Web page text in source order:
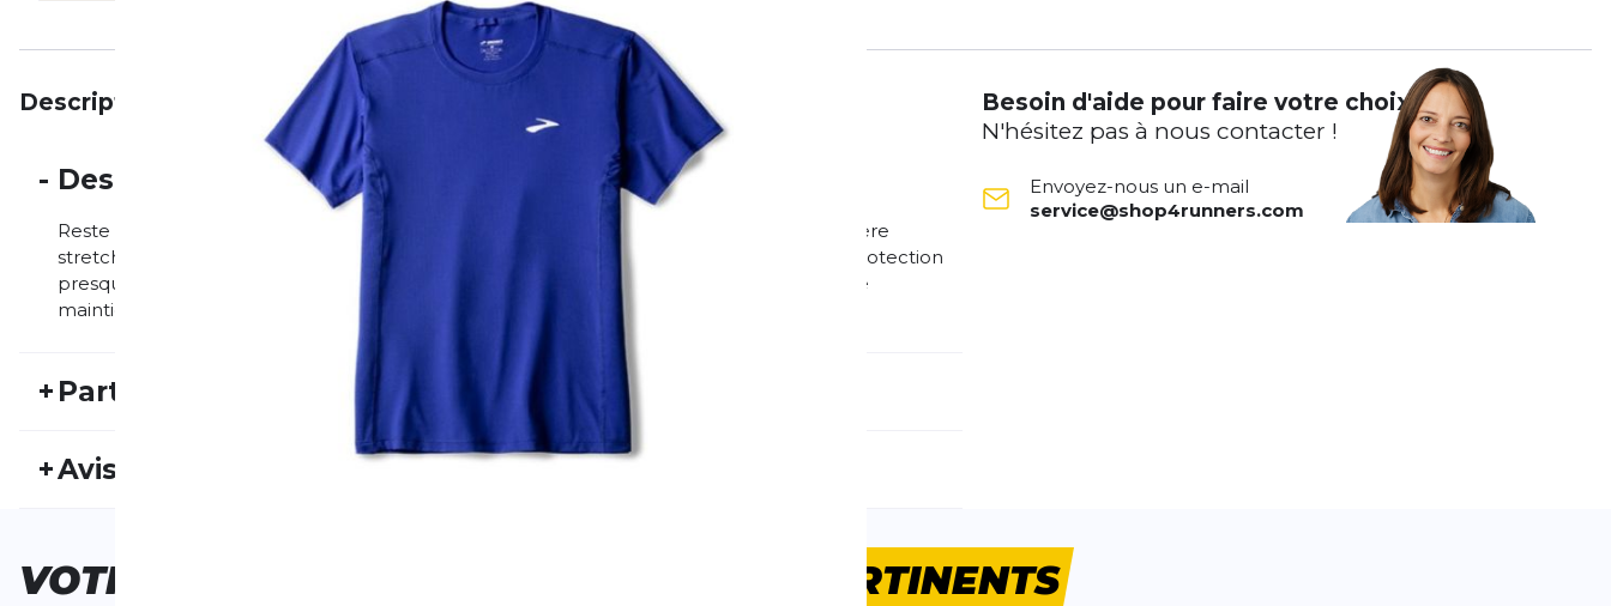
Description ParticularitésAvis
- Description
Reste cool dans ce maillot de course sans manches ultraléger. Ce modèle léger en matière
stretch quadridirectionnelle évacuant la transpiration et séchant rapidement offre une protection
presque en apesanteur et un confort à des kilomètres. La finition résistante aux odeurs le
maintient frais entre les lavages.
+ Particularités
BRK25FS10081 Numéro d'article étranger:
Genre:
+Avis
Besoin d'aide pour faire votre choix ?
N'hésitez pas à nous contacter !
Envoyez-nous un e-mail
service@shop4runners.com
VOTRE PERTINENTS